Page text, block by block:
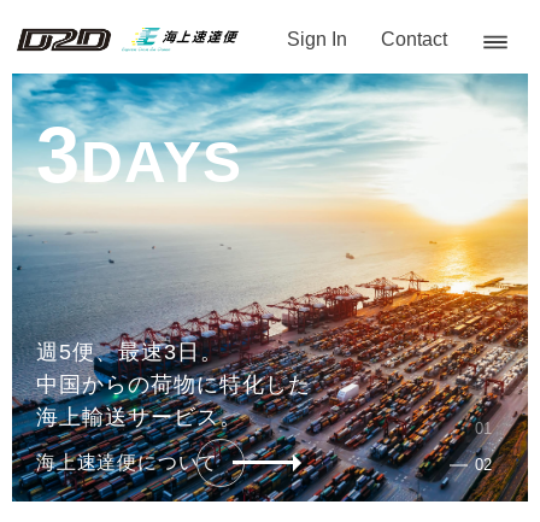
Sign In Contact
3DAYS
週5便、最速3日。
中国からの荷物に特化した
海上輸送サービス。
海上速達便について